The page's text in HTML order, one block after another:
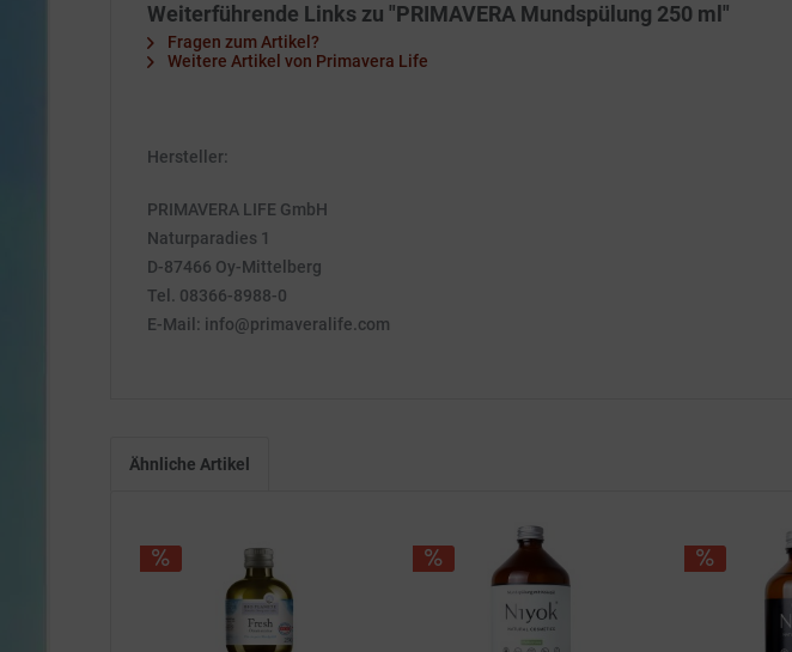
Weiterführende Links zu "PRIMAVERA Mundspülung 250 ml"
Fragen zum Artikel?
Weitere Artikel von Primavera Life
Hersteller:
PRIMAVERA LIFE GmbH
Naturparadies 1
D-87466 Oy-Mittelberg
Tel. 08366-8988-0
E-Mail: info@primaveralife.com
Ähnliche Artikel